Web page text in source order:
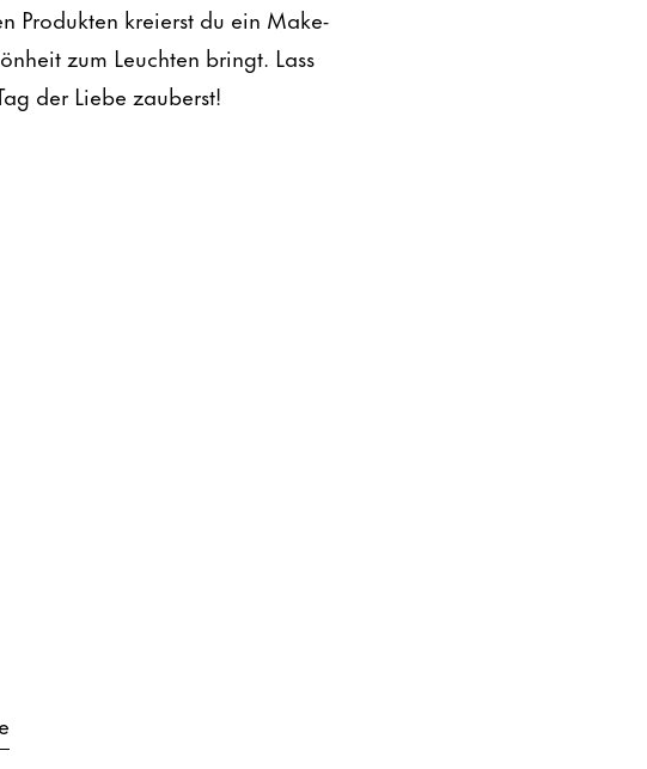
Produkten kreierst du ein Make-
zum Leuchten bringt. Lass
der Liebe zauberst!